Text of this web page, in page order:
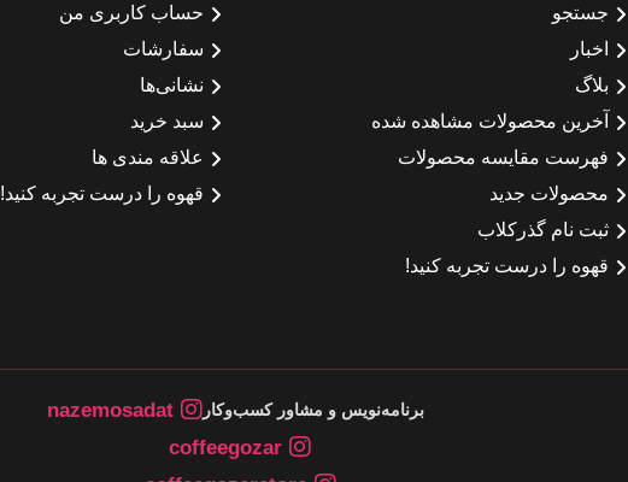
جستجو
اخبار
بلاگ
آخرین محصولات مشاهده شده
فهرست مقایسه محصولات
محصولات جدید
ثبت نام گذرکلاب
قهوه را درست تجربه کنید!
حساب کاربری من
سفارشات
نشانی‌ها
سبد خرید
علاقه مندی ها
قهوه را درست تجربه کنید!
برنامه‌نویس و مشاور کسب‌وکار
nazemosadat
coffeegozar